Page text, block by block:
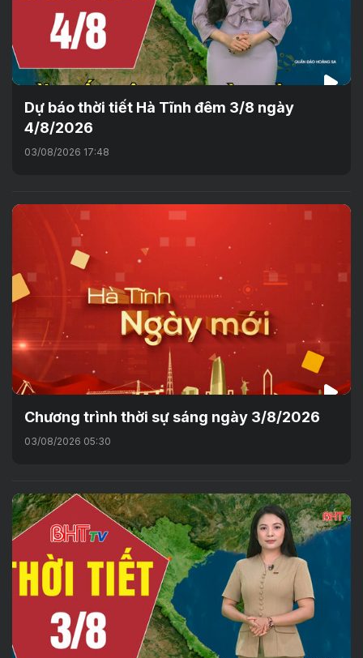
Dự báo thời tiết Hà Tĩnh đêm 3/8 ngày
4/8/2026
03/08/2026 17:48
Chương trình thời sự sáng ngày 3/8/2026
03/08/2026 05:30